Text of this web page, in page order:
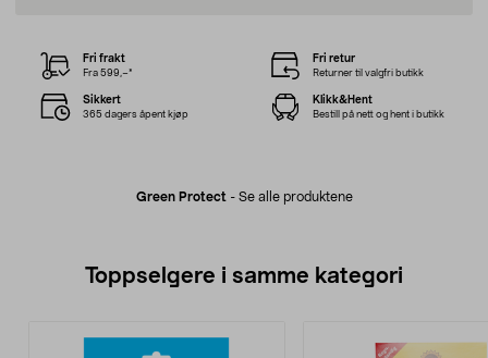
Green Protect - Se alle produktene
Fri frakt
Fra 599,–*
Fri retur
Returner til valgfri butikk
Sikkert
365 dagers åpent kjøp
Klikk&Hent
Bestill på nett og hent i butikk
Toppselgere i samme kategori